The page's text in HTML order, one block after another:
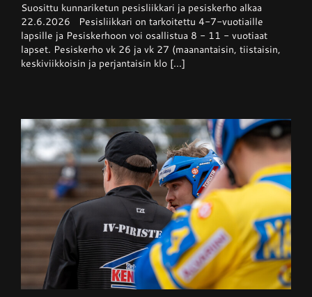
ja
pesiskerho
alkaa
viikolla
26
Suosittu kunnariketun pesisliikkari ja pesiskerho alkaa
22.6.2026 Pesisliikkari on tarkoitettu 4-7-vuotiaille
lapsille ja Pesiskerhoon voi osallistua 8 - 11 - vuotiaat
lapset. Pesiskerho vk 26 ja vk 27 (maanantaisin, tiistaisin,
keskiviikkoisin ja perjantaisin klo [...]